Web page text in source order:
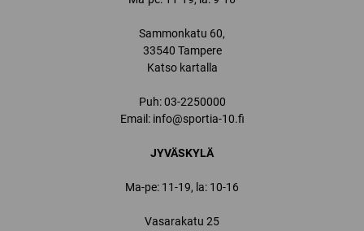
Sammonkatu 60,
33540 Tampere
Katso kartalla
Puh:03-2250000
Email: info@sportia-10.fi
JYVÄSKYLÄ
Ma-pe: 11-19, la: 10-16
Vasarakatu 25